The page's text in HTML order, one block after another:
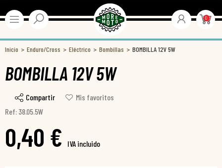
0
Inicio Enduro/Cross Eléctrico Bombillas BOMBILLA 12V 5W
BOMBILLA 12V 5W
Compartir
Mis favoritos
Ref: 38.05.5W
0,40 € IVA incluido